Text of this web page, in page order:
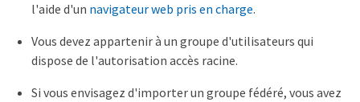
l'aide d'un navigateur web pris en charge.
Vous devez appartenir à un groupe d'utilisateurs qui
dispose de l'autorisation accès racine.
Si vous envisagez d'importer un groupe fédéré, vous avez